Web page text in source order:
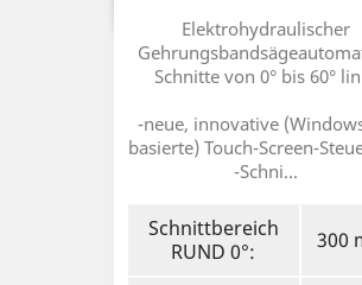
Elektrohydraulischer
Schnitte von 0° bis 60°
-neue, innovative
basierte) Touch-Screen-
-Schni...
Schnittbereich
RUND 0°:
300